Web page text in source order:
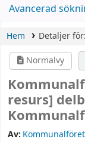
Avancerad
Hem Detaljer för:
Normalvy
resurs]
Av: